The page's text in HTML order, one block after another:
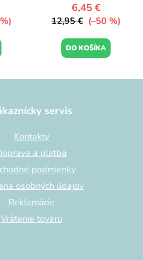
6,45 €
12,95 € (–50 %)
DO KOŠÍKA
servis
Kontakty
a platba
podmienky
osobných údajov
Reklamácie
Vrátenie tovaru